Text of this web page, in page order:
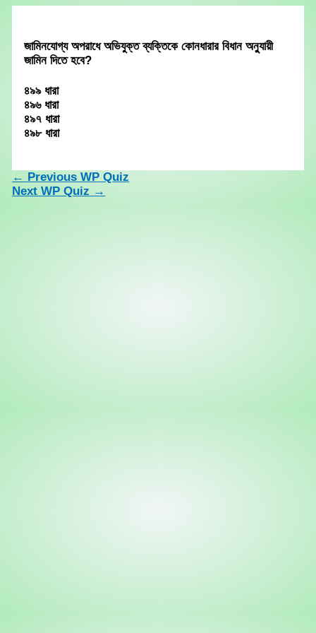
content
জামিনযোগ্য অপরাধে অভিযুক্ত ব্যক্তিকে কোনধারার বিধান অনুুযায়ী
জামিন দিতে হবে?
৪৯৯ ধারা
৪৯৬ ধারা
৪৯৭ ধারা
৪৯৮ ধারা
← Previous WP Quiz
Next WP Quiz →